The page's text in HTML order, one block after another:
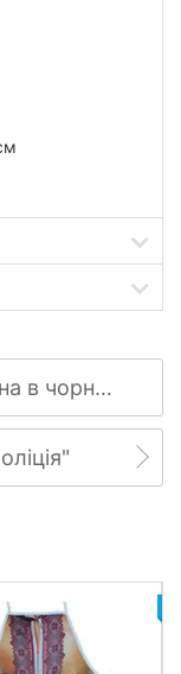
Прикольний фартух "Дівчина в чорній білизні"